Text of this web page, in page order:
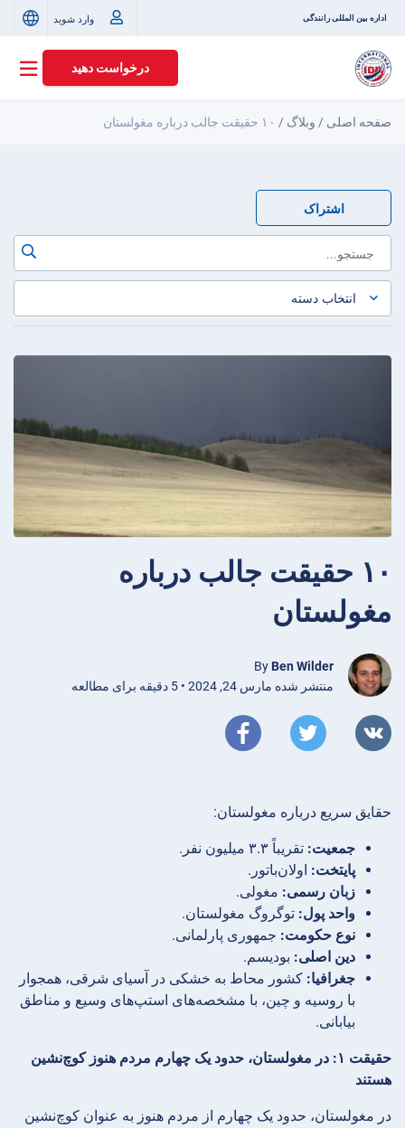
اداره بین المللی رانندگی وارد شوید
درخواست دهید
صفحه اصلی / وبلاگ / ۱۰ حقیقت جالب درباره مغولستان
اشتراک
۱۰ حقیقت جالب درباره
مغولستان
By Ben Wilder
منتشر شده مارس 24, 2024 • 5 دقیقه برای مطالعه
حقایق سریع درباره مغولستان:
جمعیت: تقریباً ۳.۳ میلیون نفر.
پایتخت: اولان‌باتور.
زبان رسمی: مغولی.
واحد پول: توگروگ مغولستان.
نوع حکومت: جمهوری پارلمانی.
دین اصلی: بودیسم.
جغرافیا: کشور محاط به خشکی در آسیای شرقی، همجوار
با روسیه و چین، با مشخصه‌های استپ‌های وسیع و مناطق
بیابانی.
حقیقت ۱: در مغولستان، حدود یک چهارم مردم هنوز کوچ‌نشین
هستند
در مغولستان، حدود یک چهارم از مردم هنوز به عنوان کوچ‌نشین